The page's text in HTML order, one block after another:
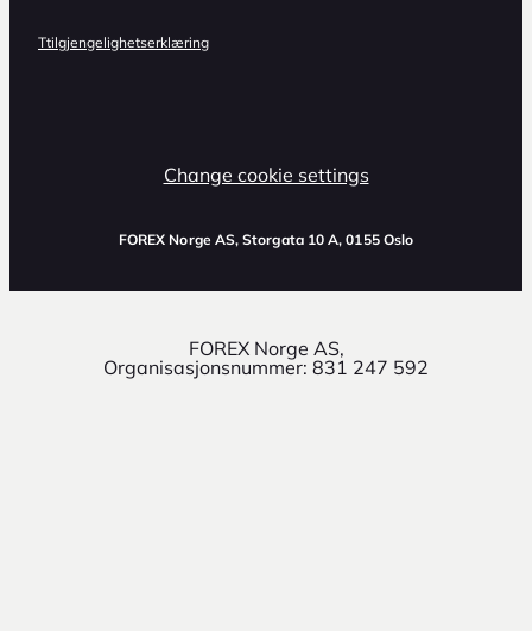
Ttilgjengelighetserklæring
Change cookie settings
FOREX Norge AS, Storgata 10 A, 0155 Oslo
FOREX Norge AS,
Organisasjonsnummer: 831 247 592